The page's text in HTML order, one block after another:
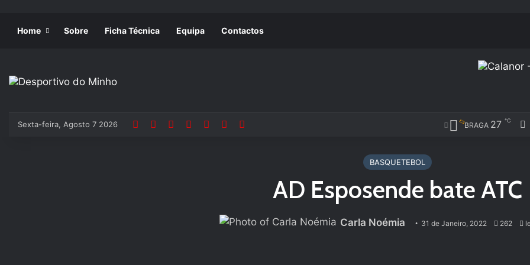
Home Sobre Ficha Técnica Equipa Contactos
Sexta-feira, Agosto 7 2026 BRAGA 27 ℃
BASQUETEBOL
AD Esposende bate ATC
Carla Noémia 31 de Janeiro, 2022 262